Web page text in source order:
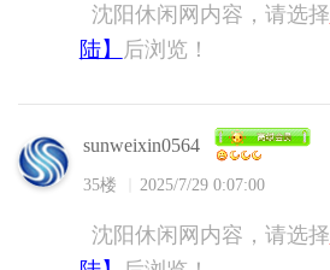
沈阳休闲网内容，请选择
陆】
后浏览！
sunweixin0564
35楼 2025/7/29 0:07:00
沈阳休闲网内容，请选择